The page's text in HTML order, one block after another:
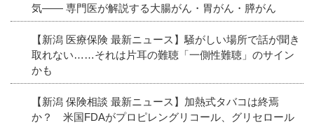
気―― 専門医が解説する大腸がん・胃がん・膵がん
【新潟 医療保険 最新ニュース】騒がしい場所で話が聞き
取れない……それは片耳の難聴「一側性難聴」のサイン
かも
【新潟 保険相談 最新ニュース】加熱式タバコは終焉
か？ 米国FDAがプロピレングリコール、グリセロール